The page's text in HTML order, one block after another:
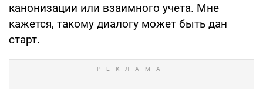
канонизации или взаимного учета. Мне
кажется, такому диалогу может быть дан
старт.